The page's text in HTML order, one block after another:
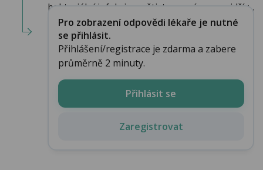
bakteriální infekci, navštivte prosím co nejdřív...
Pro zobrazení odpovědi lékaře je nutné
se přihlásit.
Přihlášení/registrace je zdarma a zabere
průměrně 2 minuty.
Přihlásit se
Zaregistrovat